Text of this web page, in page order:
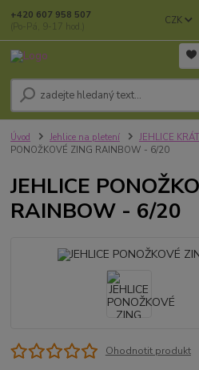
CZK
+420 607 958 507
(Po-Pá, 9-17 hod.)
Úvod Jehlice na pletení JEHLICE
PONOŽKOVÉ ZING RAINBOW - 6/20
JEHLICE
RAINBOW - 6/20
Ohodnotit produkt